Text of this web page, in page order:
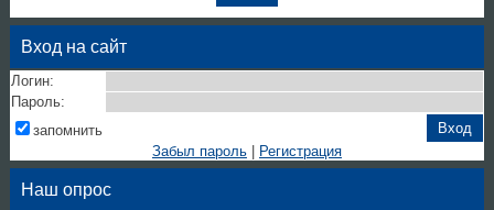
Вход на сайт
Логин:
Пароль:
запомнить
Забыл пароль| Регистрация
Наш опрос